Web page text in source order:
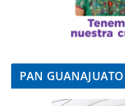
PAN GUANAJUATO